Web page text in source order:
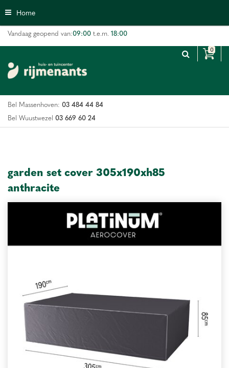
n
n
n
Home
Vandaag geopend van:09:00 t.e.m. 18:00
Bel Massenhoven: 03 484 44 84
Bel Wuustwezel 03 669 60 24
garden set cover 305x190xh85
anthracite